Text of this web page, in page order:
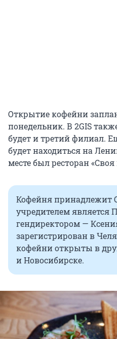
Открытие кофейни
понедельник. В 2GIS
будет и третий филиал.
будет находиться на
месте был ресторан
Кофейня принадлежит
учредителем является
гендиректором —
зарегистрирован в
кофейни открыты в
и Новосибирске.